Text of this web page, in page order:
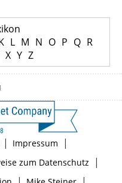
L M N O P Q R
X Y Z
| Impressum |
zum Datenschutz |